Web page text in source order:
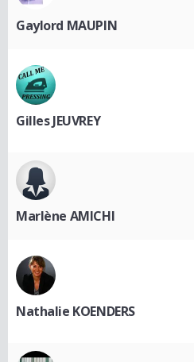
Gaylord MAUPIN
Gilles JEUVREY
Marlène AMICHI
Nathalie KOENDERS